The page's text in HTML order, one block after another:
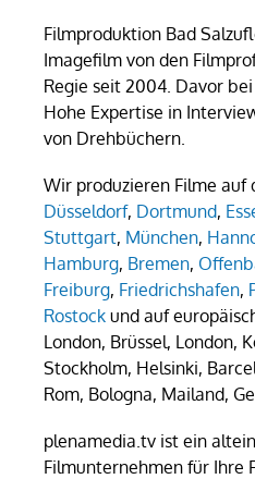
Filmproduktion Bad
Imagefilm von den
Regie seit 2004. Davor bei
Hohe Expertise in
von Drehbüchern.
Wir produzieren Filme auf
Düsseldorf, Dortmund,
Stuttgart, München,
Hamburg, Bremen,
Freiburg, Friedrichshafen,
Rostock und auf
London, Brüssel, London,
Stockholm, Helsinki,
Rom, Bologna, Mailand,
plenamedia.tv ist ein
Filmunternehmen für Ihre